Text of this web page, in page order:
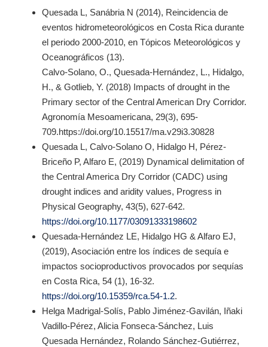
Quesada L, Sanábria N (2014), Reincidencia de
eventos hidrometeorológicos en Costa Rica durante
el periodo 2000-2010, en Tópicos Meteorológicos y
Oceanográficos (13).
Calvo-Solano, O., Quesada-Hernández, L., Hidalgo,
H., & Gotlieb, Y. (2018) Impacts of drought in the
Primary sector of the Central American Dry Corridor.
Agronomía Mesoamericana, 29(3), 695-
709.https://doi.org/10.15517/ma.v29i3.30828
Quesada L, Calvo-Solano O, Hidalgo H, Pérez-
Briceño P, Alfaro E, (2019) Dynamical delimitation of
the Central America Dry Corridor (CADC) using
drought indices and aridity values, Progress in
Physical Geography, 43(5), 627-642.
https://doi.org/10.1177/03091333198602
Quesada-Hernández LE, Hidalgo HG & Alfaro EJ,
(2019), Asociación entre los índices de sequía e
impactos socioproductivos provocados por sequías
en Costa Rica, 54 (1), 16-32.
https://doi.org/10.15359/rca.54-1.2.
Helga Madrigal-Solís, Pablo Jiménez-Gavilán, Iñaki
Vadillo-Pérez, Alicia Fonseca-Sánchez, Luis
Quesada Hernández, Rolando Sánchez-Gutiérrez,